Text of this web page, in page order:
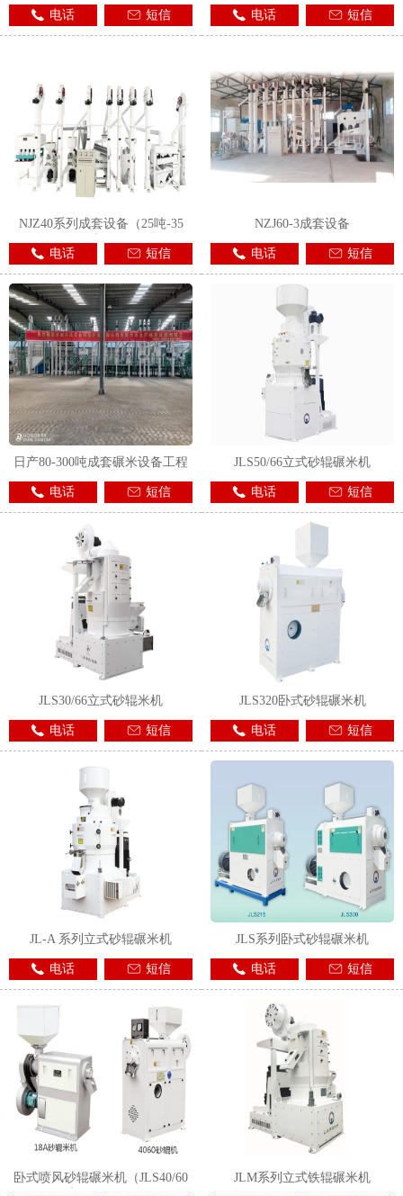
电话 短信
电话
短信
NJZ40系列成套设备（25吨-35
电话
短信
NZJ60-3成套设备
电话 短信
日产80-300吨成套碾米设备工程
电话 短信
JLS50/66立式砂辊碾米机
电话 短信
JLS30/66立式砂辊米机
电话 短信
JLS320卧式砂辊碾米机
电话 短信
JL-A 系列立式砂辊碾米机
电话 短信
JLS系列卧式砂辊碾米机
电话 短信
卧式喷风砂辊碾米机（JLS40/60
JLM系列立式铁辊碾米机